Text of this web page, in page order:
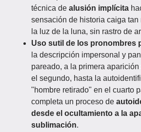
técnica de alusión implícita
sensación de historia caiga tan
la luz de la luna, sin rastro de
Uso sutil de los pronombres
la descripción impersonal y
pareado, a la primera
el segundo, hasta la
"hombre retirado" en el cuarto
completa un proceso de
desde el ocultamiento a la
sublimación.